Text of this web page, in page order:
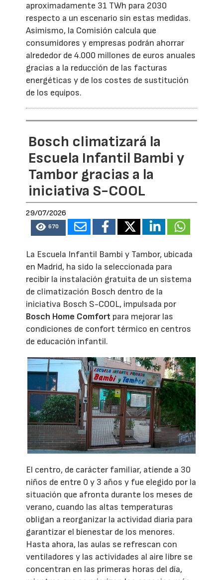
aproximadamente 31 TWh para 2030
respecto a un escenario sin estas medidas.
Asimismo, la Comisión calcula que
consumidores y empresas podrán ahorrar
alrededor de 4.000 millones de euros anuales
gracias a la reducción de las facturas
energéticas y de los costes de sustitución
de los equipos.
Bosch climatizará la
Escuela Infantil Bambi y
Tambor gracias a la
iniciativa S-COOL
29/07/2026
670
La Escuela Infantil Bambi y Tambor, ubicada
en Madrid, ha sido la seleccionada para
recibir la instalación gratuita de un sistema
de climatización Bosch dentro de la
iniciativa Bosch S-COOL, impulsada por
Bosch Home Comfort para mejorar las
condiciones de confort térmico en centros
de educación infantil.
El centro, de carácter familiar, atiende a 30
niños de entre 0 y 3 años y fue elegido por la
situación que afronta durante los meses de
verano, cuando las altas temperaturas
obligan a reorganizar la actividad diaria para
garantizar el bienestar de los menores.
Hasta ahora, las aulas se refrescan con
ventiladores y las actividades al aire libre se
concentran en las primeras horas del día,